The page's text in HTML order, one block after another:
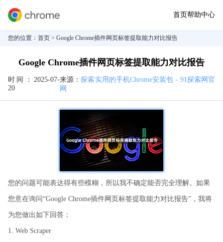
首页帮助中心
您的位置： 首页 > Google Chrome插件网页标签提取能力对比报告
Google Chrome插件网页标签提取能力对比报告
时间： 2025-07-
20
来源：探索实用的手机Chrome安装包 - 91探索网官
网
您的问题可能表达得有些模糊，所以我不确定能否完全理解。如果
您意在询问“Google Chrome插件网页标签提取能力对比报告”，我将
为您做出如下回答：
1. Web Scraper